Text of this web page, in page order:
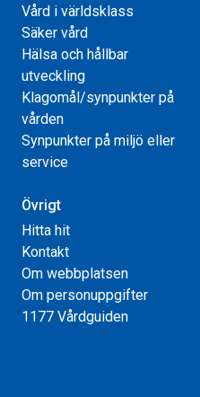
Vård i världsklass
Säker vård
Hälsa och hållbar
utveckling
Klagomål/synpunkter på
vården
Synpunkter på miljö eller
service
Övrigt
Hitta hit
Kontakt
Om webbplatsen
Om personuppgifter
1177 Vårdguiden